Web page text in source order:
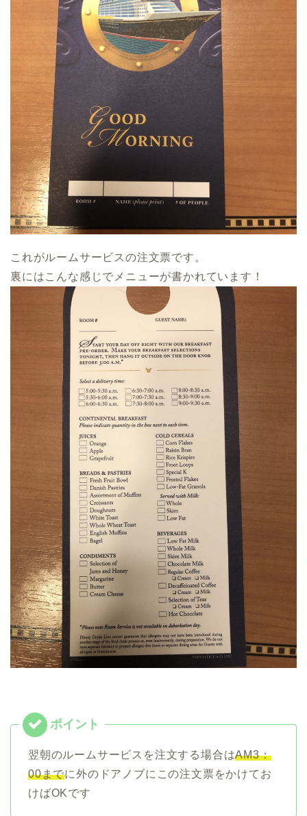
これがルームサービスの注文票です。
裏にはこんな感じでメニューが書かれています！
翌朝のルームサービスを注文する場合はAM3：
00までに外のドアノブにこの注文票をかけてお
けばOKです